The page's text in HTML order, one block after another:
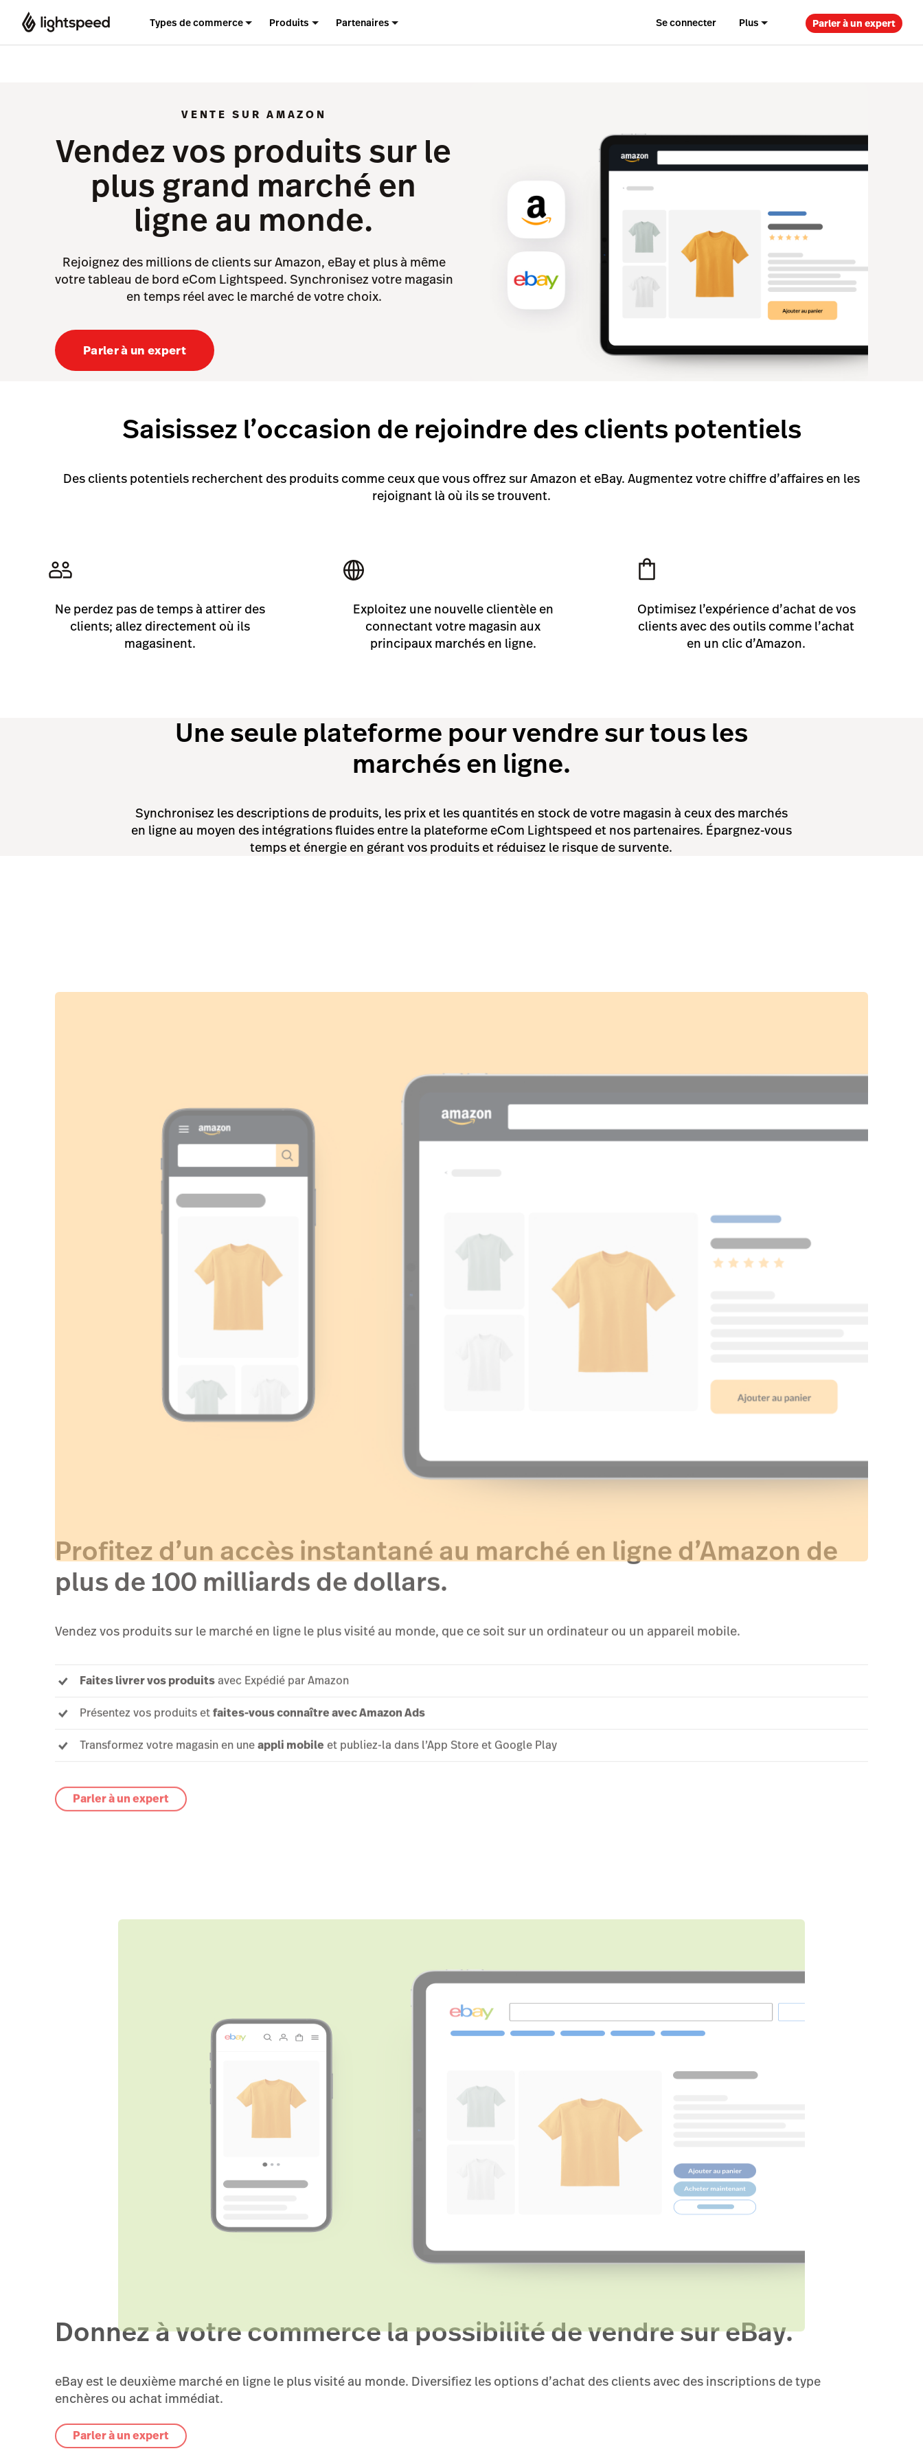
Types de commerce Produits Partenaires Se connecter Plus Parler à un expert
VENTE SUR AMAZON
Vendez vos produits sur le
plus grand marché en
ligne au monde.
Rejoignez des millions de clients sur Amazon, eBay et plus à même
votre tableau de bord eCom Lightspeed. Synchronisez votre magasin
en temps réel avec le marché de votre choix.
Parler à un expert
Saisissez l’occasion de rejoindre des clients potentiels
Des clients potentiels recherchent des produits comme ceux que vous offrez sur Amazon et eBay. Augmentez votre chiffre d’affaires en les
rejoignant là où ils se trouvent.
Ne perdez pas de temps à attirer des
clients; allez directement où ils
magasinent.
Exploitez une nouvelle clientèle en
connectant votre magasin aux
principaux marchés en ligne.
Optimisez l’expérience d’achat de vos
clients avec des outils comme l’achat
en un clic d’Amazon.
Une seule plateforme pour vendre sur tous les
marchés en ligne.
Synchronisez les descriptions de produits, les prix et les quantités en stock de votre magasin à ceux des marchés
en ligne au moyen des intégrations fluides entre la plateforme eCom Lightspeed et nos partenaires. Épargnez-vous
temps et énergie en gérant vos produits et réduisez le risque de survente.
Profitez d’un accès instantané au marché en ligne d’Amazon de
plus de 100 milliards de dollars.
Vendez vos produits sur le marché en ligne le plus visité au monde, que ce soit sur un ordinateur ou un appareil mobile.
Faites livrer vos produitsavec Expédié par Amazon
Présentez vos produits etfaites-vous connaître avec Amazon Ads
Transformez votre magasin en uneappli mobile et publiez-la dans l’App Store et Google Play
Parler à un expert
Donnez à votre commerce la possibilité de vendre sur eBay.
eBay est le deuxième marché en ligne le plus visité au monde. Diversifiez les options d’achat des clients avec des inscriptions de type
enchères ou achat immédiat.
Parler à un expert